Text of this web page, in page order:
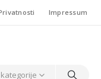
Impressum